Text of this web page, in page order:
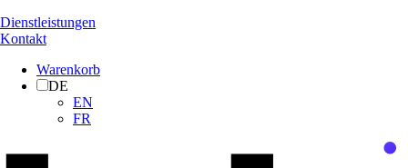
Dienstleistungen
Kontakt
Warenkorb
DE
EN
FR